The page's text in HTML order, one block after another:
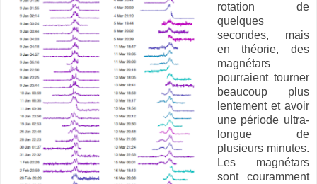
rotation de
quelques
secondes, mais
en théorie, des
magnétars
pourraient tourner
beaucoup plus
lentement et avoir
une période ultra-
longue de
plusieurs minutes.
Les magnétars
sont couramment